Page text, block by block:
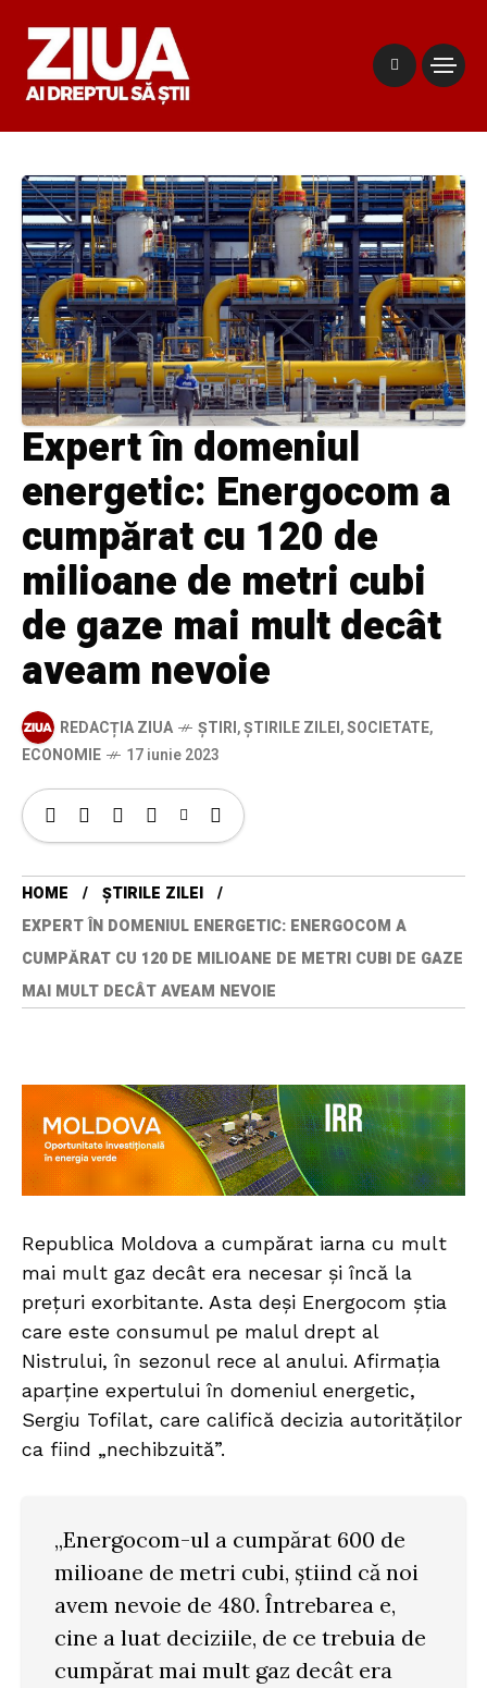
Expert în domeniul
energetic: Energocom a
cumpărat cu 120 de
milioane de metri cubi
de gaze mai mult decât
aveam nevoie
REDACȚIA ZIUA ȘTIRI,ȘTIRILE ZILEI,SOCIETATE,
ECONOMIE
17 iunie 2023
HOME
ȘTIRILE ZILEI
EXPERT ÎN DOMENIUL ENERGETIC: ENERGOCOM A
CUMPĂRAT CU 120 DE MILIOANE DE METRI CUBI DE GAZE
MAI MULT DECÂT AVEAM NEVOIE
Republica Moldova a cumpărat iarna cu mult
mai mult gaz decât era necesar și încă la
prețuri exorbitante. Asta deși Energocom știa
care este consumul pe malul drept al
Nistrului, în sezonul rece al anului. Afirmația
aparține expertului în domeniul energetic,
Sergiu Tofilat, care califică decizia autorităților
ca fiind „nechibzuită”.
„Energocom-ul a cumpărat 600 de
milioane de metri cubi, știind că noi
avem nevoie de 480. Întrebarea e,
cine a luat deciziile, de ce trebuia de
cumpărat mai mult gaz decât era